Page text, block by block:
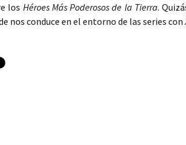
los Héroes Más Poderosos de la Tierra.
nos conduce en el entorno de las series con